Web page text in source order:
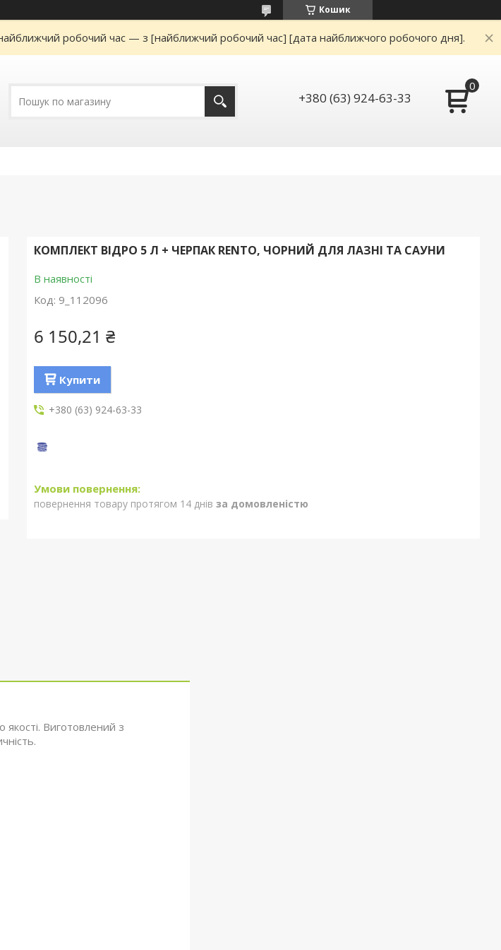
Кошик
робочий час — з [найближчий робочий час] [дата найближчого робочого дня].
+380 (63) 924-63-33
КОМПЛЕКТ ВІДРО 5 Л + ЧЕРПАК RENTO, ЧОРНИЙ ДЛЯ ЛАЗНІ ТА САУНИ
В наявності
Код: 9_112096
6 150,21 ₴
Купити
+380 (63) 924-63-33
повернення товару протягом 14 днів за домовленістю
Виготовлений з